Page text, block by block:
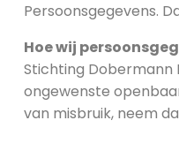
Persoonsgegevens.
Hoe wij
Stichting Dobermann
ongewenste
van misbruik, neem